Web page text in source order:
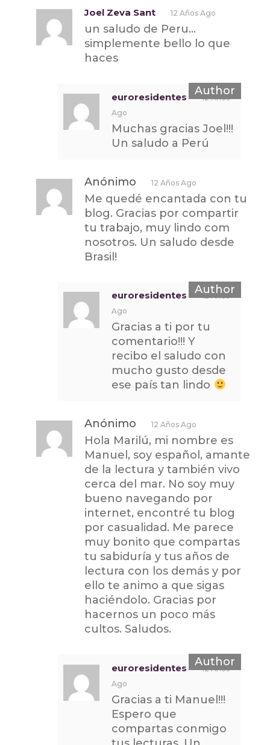
Joel Zeva Sant 12 Años Ago
un saludo de Peru…
simplemente bello lo que
haces
euroresidentes
12 Años
Ago
Muchas gracias Joel!!!
Un saludo a Perú
Anónimo 12 Años Ago
Me quedé encantada con tu
blog. Gracias por compartir
tu trabajo, muy lindo com
nosotros. Un saludo desde
Brasil!
euroresidentes
12 Años
Ago
Gracias a ti por tu
comentario!!! Y
recibo el saludo con
mucho gusto desde
ese país tan lindo
Anónimo 12 Años Ago
Hola Marilú, mi nombre es
Manuel, soy español, amante
de la lectura y también vivo
cerca del mar. No soy muy
bueno navegando por
internet, encontré tu blog
por casualidad. Me parece
muy bonito que compartas
tu sabiduría y tus años de
lectura con los demás y por
ello te animo a que sigas
haciéndolo. Gracias por
hacernos un poco más
cultos. Saludos.
euroresidentes
12 Años
Ago
Gracias a ti Manuel!!!
Espero que
compartas conmigo